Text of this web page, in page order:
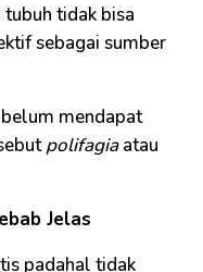
tubuh tidak bisa
sebagai sumber
mendapat
polifagiaatau
Jelas
padahal tidak